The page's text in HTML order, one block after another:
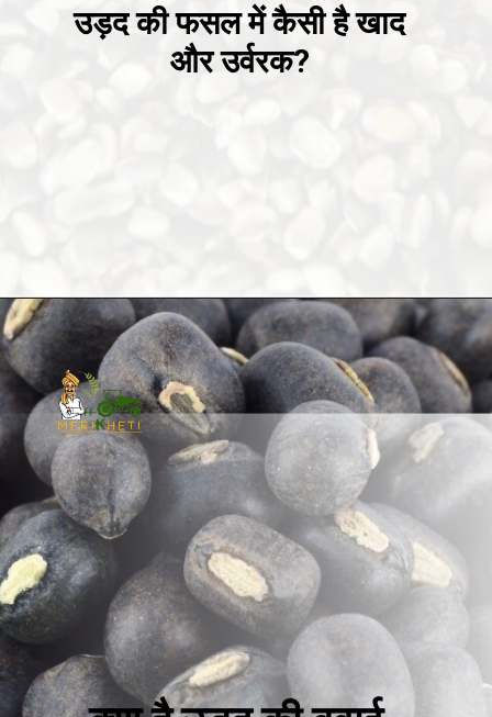
उड़द की फसल में कैसी है खाद
और उर्वरक?